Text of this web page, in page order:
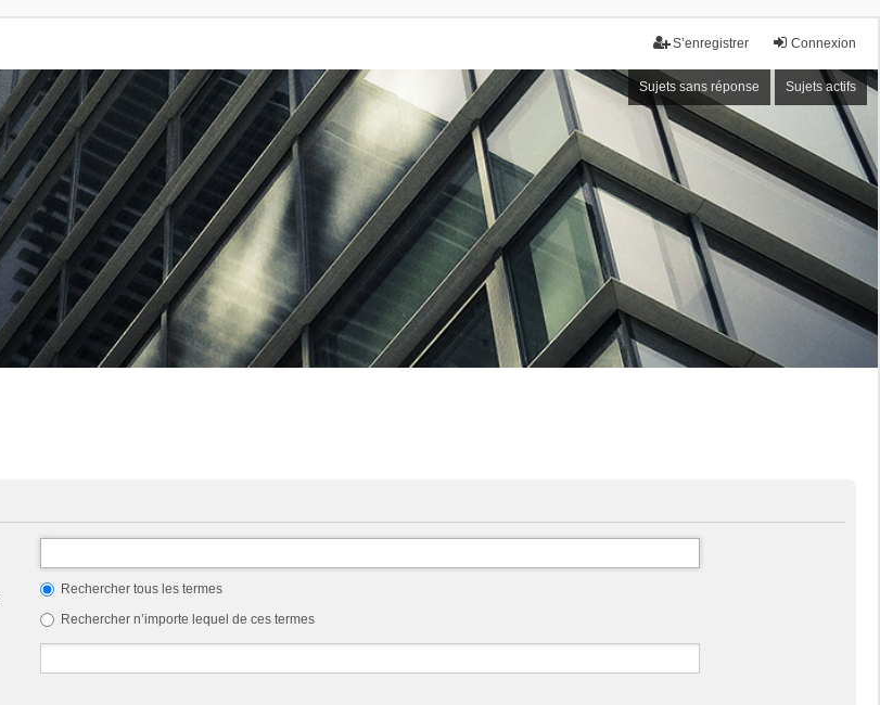
Connexion
S’enregistrer
Sujets sans réponse Sujets actifs
Rechercher tous les termes
Rechercher n’importe lequel de ces termes